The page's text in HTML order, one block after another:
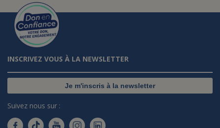
INSCRIVEZ VOUS À LA NEWSLETTER
Je m'inscris à la newsletter
Suivez nous sur :